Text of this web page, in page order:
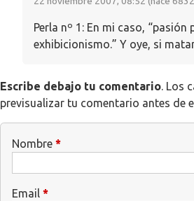
Perla nº 1: En mi caso,
exhibicionismo.” Y oye, si
Escribe debajo tu comentario. Los
previsualizar tu comentario antes de
Nombre *
Email *